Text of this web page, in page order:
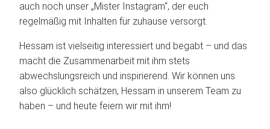
auch noch unser „Mister Instagram“, der euch
regelmäßig mit Inhalten für zuhause versorgt.
Hessam ist vielseitig interessiert und begabt – und das
macht die Zusammenarbeit mit ihm stets
abwechslungsreich und inspirierend. Wir können uns
also glücklich schätzen, Hessam in unserem Team zu
haben – und heute feiern wir mit ihm!